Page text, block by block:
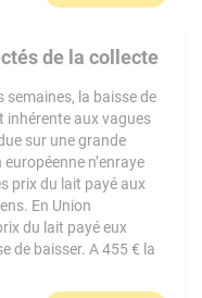
de la collecte
semaines, la baisse de
inhérente aux vagues
sur une grande
européenne n’enraye
prix du lait payé aux
En Union
du lait payé eux
de baisser. A 455 € la